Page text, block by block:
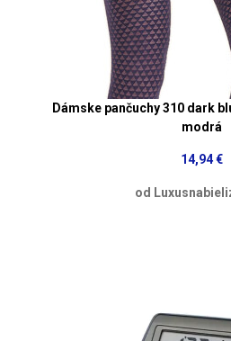
Dámske pančuchy 310 dark
modrá
14,94 €
od